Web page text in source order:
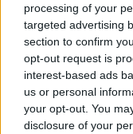
processing of your
targeted advertising
section to confirm
opt-out request is
interest-based ads
us or personal
your opt-out. You
disclosure of your